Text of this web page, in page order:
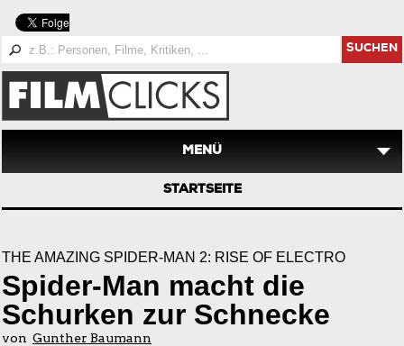
SUCHEN
MENÜ
STARTSEITE
THE AMAZING SPIDER-MAN 2: RISE OF ELECTRO
Spider-Man macht die
Schurken zur Schnecke
von Gunther Baumann